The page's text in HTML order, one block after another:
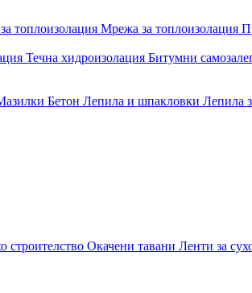
топлоизолация Мрежа за топлоизолация
Течна хидроизолация Битумни
Бетон Лепила и шпакловки Лепила
строителство Окачени тавани Ленти за